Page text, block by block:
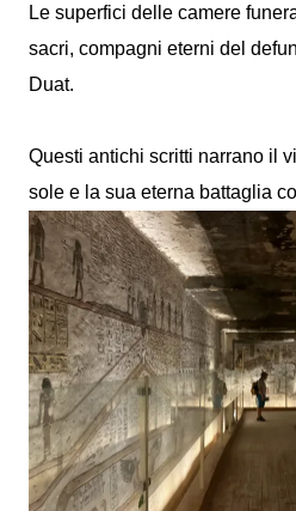
Le superfici delle camere
sacri, compagni eterni del
Duat.
Questi antichi scritti narrano il
sole e la sua eterna battaglia